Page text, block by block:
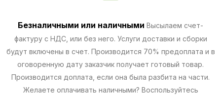
Безналичными или наличными Высылаем счет-
фактуру с НДС, или без него. Услуги доставки и сборки
будут включены в счет. Производится 70% предоплата и в
оговоренную дату заказчик получает готовый товар.
Производится доплата, если она была разбита на части.
Желаете оплачивать наличными? Воспользуйтесь